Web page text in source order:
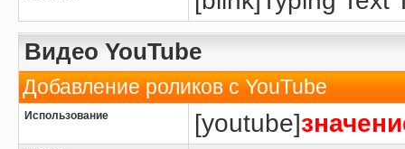
Видео YouTube
Добавление роликов с YouTube
Использование [youtube]